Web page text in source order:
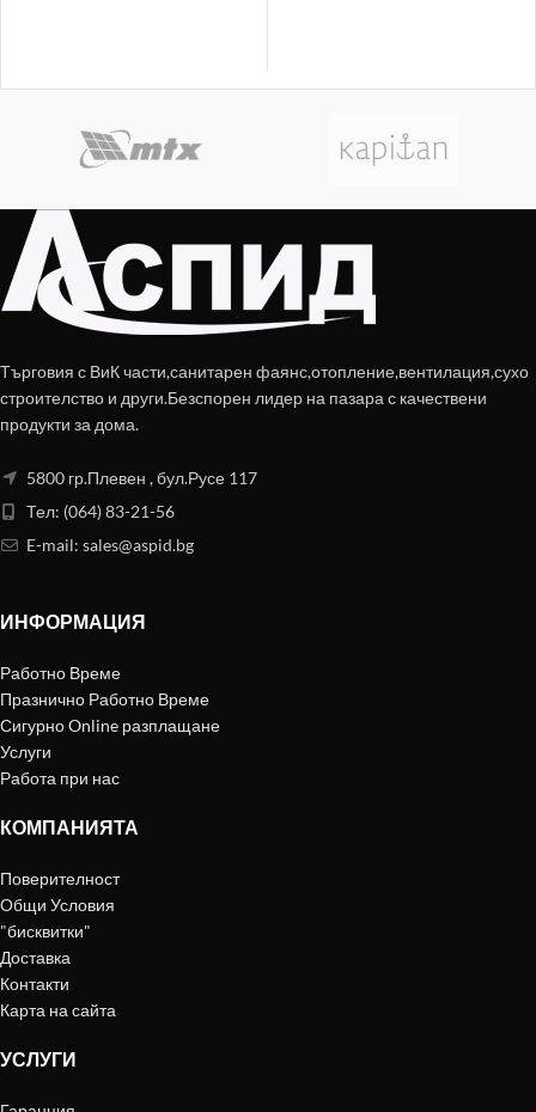
Търговия с ВиК части,санитарен фаянс,отопление,вентилация,сухо
строителство и други.Безспорен лидер на пазара с качествени
продукти за дома.
5800 гр.Плевен , бул.Русе 117
Тел: (064) 83-21-56
E-mail: sales@aspid.bg
ИНФОРМАЦИЯ
Работно Време
Празнично Работно Време
Сигурно Online разплащане
Услуги
Работа при нас
КОМПАНИЯТА
Поверителност
Общи Условия
"бисквитки"
Доставка
Контакти
Карта на сайта
УСЛУГИ